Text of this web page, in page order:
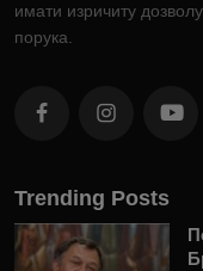
имати изричиту
порука.
Trending Posts